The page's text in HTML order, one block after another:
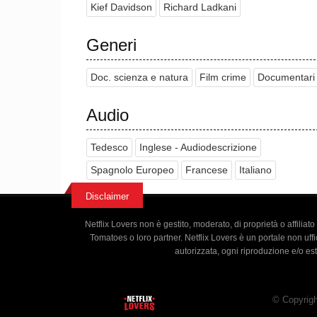
spaventando i bracconieri e impedendo ai
In Cina, Andrea Crosta, responsabile delle
selvatica", e Hongxiang Huang, un giornalista
governo cinese rilascia 5 tonnellate di avorio
l'avorio legale da quello illegale. Crosta e
che si vantano di possedere una quantità di
numerose lacune nelle normative sull'avorio
entro i prossimi 15 anni.
Kief Davidson Richard Ladkani
Generi
Doc. scienza e natura Film crime Documentari
Audio
Tedesco Inglese - Audiodescrizione
Spagnolo Europeo Francese Italiano
Disclaimer
Netflix Lovers non è gestito, moderato, di proprietà o
Tomatoes o loro partner. Netflix Lovers è un portale non
autorizzata, ogni riproduzione e/o
©